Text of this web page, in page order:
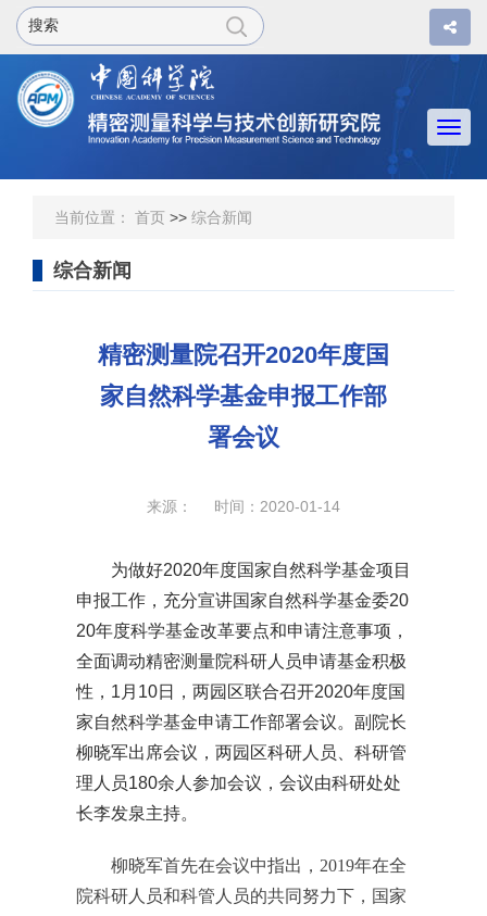
当前位置： 首页 >> 综合新闻
综合新闻
精密测量院召开2020年度国
家自然科学基金申报工作部
署会议
来源： 时间：2020-01-14
为做好2020年度国家自然科学基金项目
申报工作，充分宣讲国家自然科学基金委20
20年度科学基金改革要点和申请注意事项，
全面调动精密测量院科研人员申请基金积极
性，1月10日，两园区联合召开2020年度国
家自然科学基金申请工作部署会议。副院长
柳晓军出席会议，两园区科研人员、科研管
理人员180余人参加会议，会议由科研处处
长李发泉主持。
柳晓军首先在会议中指出，2019年在全
院科研人员和科管人员的共同努力下，国家